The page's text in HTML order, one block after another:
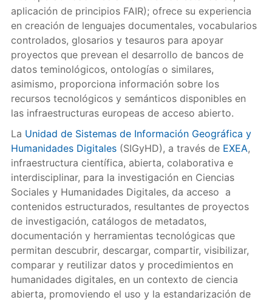
aplicación de principios FAIR); ofrece su experiencia
en creación de lenguajes documentales, vocabularios
controlados, glosarios y tesauros para apoyar
proyectos que prevean el desarrollo de bancos de
datos teminológicos, ontologías o similares,
asimismo, proporciona información sobre los
recursos tecnológicos y semánticos disponibles en
las infraestructuras europeas de acceso abierto.
La Unidad de Sistemas de Información Geográfica y
Humanidades Digitales(SIGyHD), a través de EXEA,
infraestructura científica, abierta, colaborativa e
interdisciplinar, para la investigación en Ciencias
Sociales y Humanidades Digitales, da acceso a
contenidos estructurados, resultantes de proyectos
de investigación, catálogos de metadatos,
documentación y herramientas tecnológicas que
permitan descubrir, descargar, compartir, visibilizar,
comparar y reutilizar datos y procedimientos en
humanidades digitales, en un contexto de ciencia
abierta, promoviendo el uso y la estandarización de